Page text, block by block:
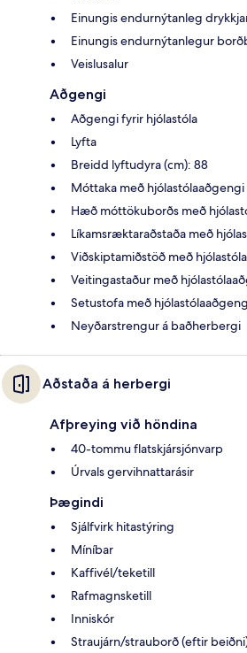
Einungis endurnýtanleg
Einungis endurnýtanlegur
Veislusalur
Aðgengi
Aðgengi fyrir hjólastóla
Lyfta
Breidd lyftudyra (cm): 88
Móttaka með hjólastólaaðgengi
Hæð móttökuborðs með
Líkamsræktaraðstaða með
Viðskiptamiðstöð með
Veitingastaður með
Setustofa með
Neyðarstrengur á baðherbergi
Aðstaða á herbergi
Afþreying við höndina
40-tommu flatskjársjónvarp
Úrvals gervihnattarásir
Þægindi
Sjálfvirk hitastýring
Míníbar
Kaffivél/teketill
Rafmagnsketill
Inniskór
Straujárn/strauborð (eftir